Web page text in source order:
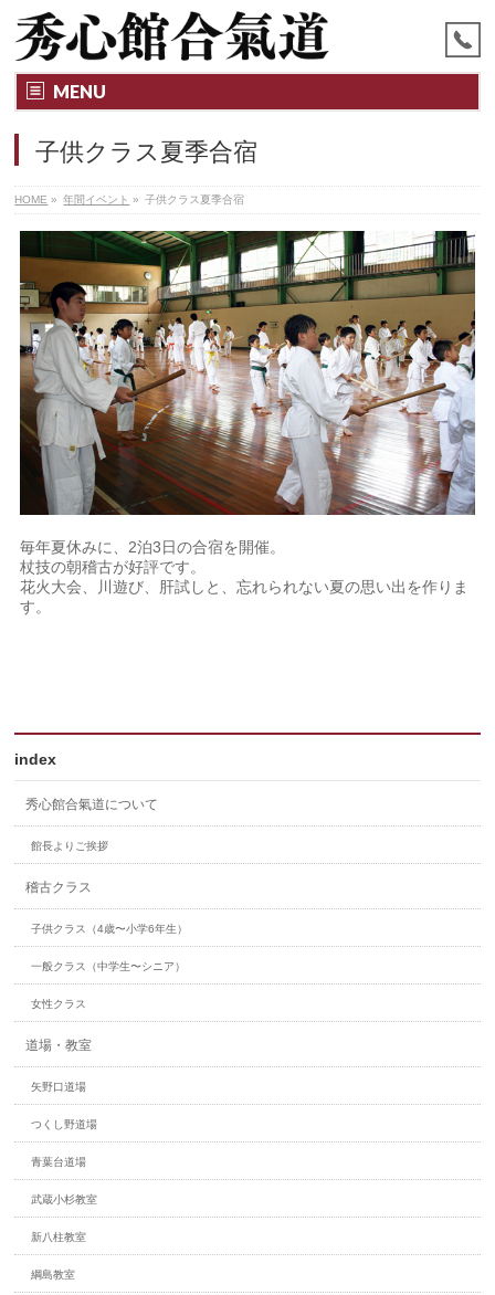
MENU
子供クラス夏季合宿
HOME » 年間イベント » 子供クラス夏季合宿
毎年夏休みに、2泊3日の合宿を開催。
杖技の朝稽古が好評です。
花火大会、川遊び、肝試しと、忘れられない夏の思い出を作りま
す。
index
秀心館合氣道について
館長よりご挨拶
稽古クラス
子供クラス（4歳〜小学6年生）
一般クラス（中学生〜シニア）
女性クラス
道場・教室
矢野口道場
つくし野道場
青葉台道場
武蔵小杉教室
新八柱教室
綱島教室